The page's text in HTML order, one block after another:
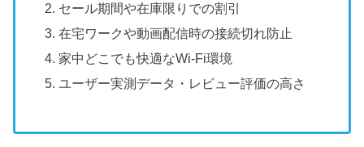
セール期間や在庫限りでの割引
在宅ワークや動画配信時の接続切れ防止
家中どこでも快適なWi-Fi環境
ユーザー実測データ・レビュー評価の高さ